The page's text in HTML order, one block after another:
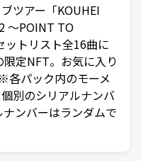
ツアー「KOUHEI
〜POINT TO
ットリスト全16曲に
定NFT。お気に入り
各パック内のモーメ
別のシリアルナンバ
ンバーはランダムで